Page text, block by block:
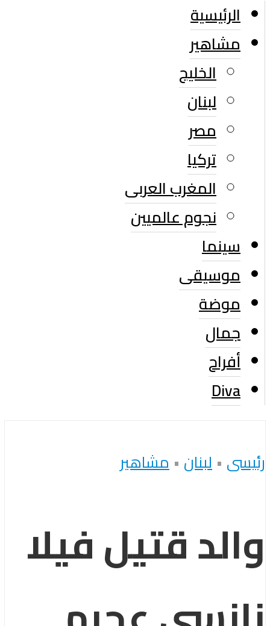
الرئيسية
مشاهير
الخليج
لبنان
مصر
تركيا
المغرب العربى
نجوم عالميين
سينما
موسيقى
موضة
جمال
أفراح
Diva
رئيسى •لبنان •مشاهير
والد قتيل فيلا